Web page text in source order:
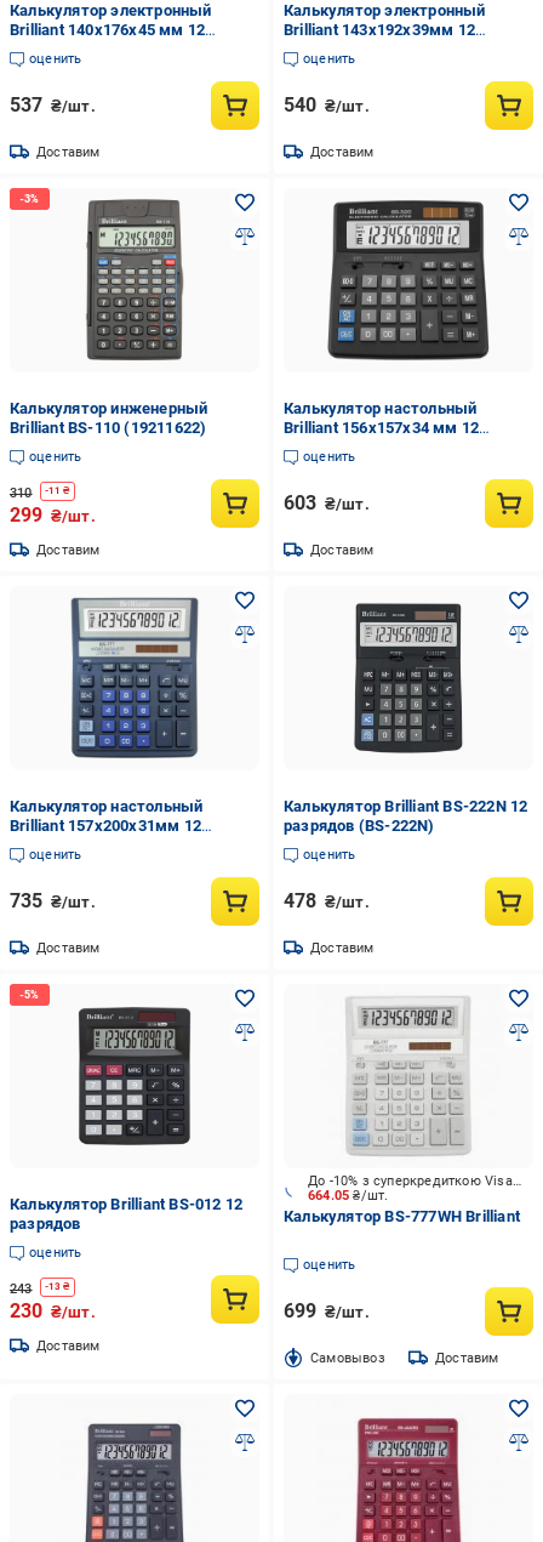
Калькулятор электронный
Brilliant 140x176x45 мм 12
разрядный пластик Черный (BS
0222)
оценить
537 ₴/шт.
Доставим
Калькулятор электронный
Brilliant 143x192x39мм 12
разрядный пластик Черный (BS
0333)
оценить
540 ₴/шт.
Доставим
Калькулятор инженерный
Brilliant BS-110 (19211622)
оценить
310 -11 ₴
299 ₴/шт.
Доставим
Калькулятор настольный
Brilliant 156х157х34 мм 12
разрядный пластик Черный (BS
320)
оценить
603 ₴/шт.
Доставим
Калькулятор настольный
Brilliant 157x200x31мм 12
разрядный пластик Синий (BS
777ВL)
оценить
735 ₴/шт.
Доставим
Калькулятор Brilliant BS-222N 12
разрядов (BS-222N)
оценить
478 ₴/шт.
Доставим
Калькулятор Brilliant BS-012 12
разрядов
оценить
243 -13 ₴
230 ₴/шт.
Доставим
664.05₴/шт.
До -10% з суперкредиткою Visa Вигода
Калькулятор BS-777WH Brilliant
оценить
699 ₴/шт.
Cамовывоз Доставим